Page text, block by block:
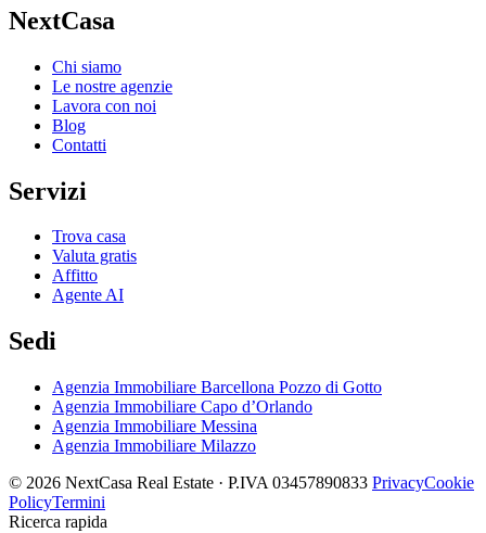
NextCasa
Chi siamo
Le nostre agenzie
Lavora con noi
Blog
Contatti
Servizi
Trova casa
Valuta gratis
Affitto
Agente AI
Sedi
Agenzia Immobiliare Barcellona Pozzo di Gotto
Agenzia Immobiliare Capo d’Orlando
Agenzia Immobiliare Messina
Agenzia Immobiliare Milazzo
© 2026 NextCasa Real Estate · P.IVA 03457890833 PrivacyCookie
PolicyTermini
Ricerca rapida